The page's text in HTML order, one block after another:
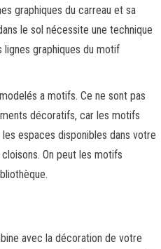
graphiques du carreau et sa
le sol nécessite une technique
lignes graphiques du motif
a motifs. Ce ne sont pas
décoratifs, car les motifs
espaces disponibles dans votre
On peut les motifs
avec la décoration de votre